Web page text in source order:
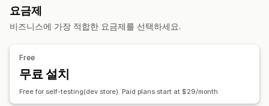
시각화 및 보고서
분석 대시보드
사용자 지정 대시보드
벤치마킹
보고서 예약
반품 또는 교환
실시간 재고 동기화
요금제
비즈니스에 가장 적합한 요금제를 선택하세요.
Free
무료 설치
Free for self-testing(dev store). Paid plans start at $29/month